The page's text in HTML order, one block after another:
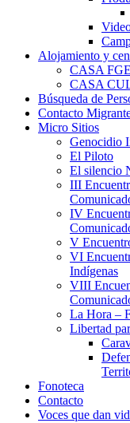
Alojamiento y
CASA
CASA
Búsqueda de
Contacto
Micro Sitios
Genocidio
El Piloto
El silencio
III
IV
V
VI
Indígenas
VIII
La Hora –
Libertad
Fonoteca
Contacto
Voces que dan